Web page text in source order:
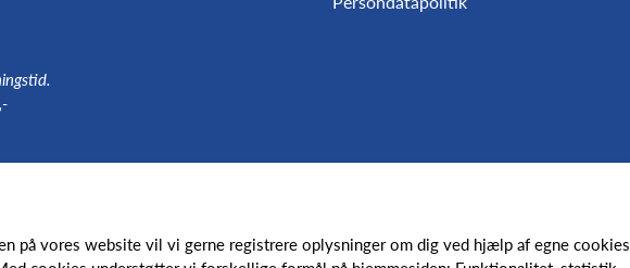
Følg os
på vores website vil vi gerne registrere oplysninger om dig ved hjælp af egne cookies